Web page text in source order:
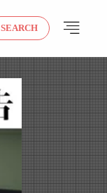
SEARCH